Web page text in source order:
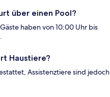
über einen Pool?
haben von 10:00 Uhr bis
Haustiere?
Assistenztiere sind jedoch